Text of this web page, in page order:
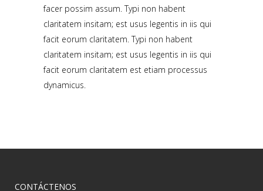
facer possim assum. Typi non habent
claritatem insitam; est usus legentis in iis qui
facit eorum claritatem. Typi non habent
claritatem insitam; est usus legentis in iis qui
facit eorum claritatem est etiam processus
dynamicus.
CONTÁCTENOS